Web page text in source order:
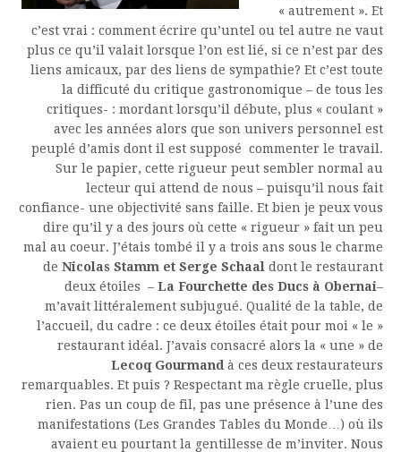
« autrement ». Et
c’est vrai : comment écrire qu’untel ou tel autre ne vaut
plus ce qu’il valait lorsque l’on est lié, si ce n’est par des
liens amicaux, par des liens de sympathie? Et c’est toute
la difficuté du critique gastronomique – de tous les
critiques- : mordant lorsqu’il débute, plus « coulant »
avec les années alors que son univers personnel est
peuplé d’amis dont il est supposé commenter le travail.
Sur le papier, cette rigueur peut sembler normal au
lecteur qui attend de nous – puisqu’il nous fait
confiance- une objectivité sans faille. Et bien je peux vous
dire qu’il y a des jours où cette « rigueur » fait un peu
mal au coeur. J’étais tombé il y a trois ans sous le charme
de Nicolas Stamm et Serge Schaal dont le restaurant
deux étoiles – La Fourchette des Ducs à Obernai–
m’avait littéralement subjugué. Qualité de la table, de
l’accueil, du cadre : ce deux étoiles était pour moi « le »
restaurant idéal. J’avais consacré alors la « une » de
Lecoq Gourmandà ces deux restaurateurs
remarquables. Et puis ? Respectant ma règle cruelle, plus
rien. Pas un coup de fil, pas une présence à l’une des
manifestations (Les Grandes Tables du Monde…) où ils
avaient eu pourtant la gentillesse de m’inviter. Nous